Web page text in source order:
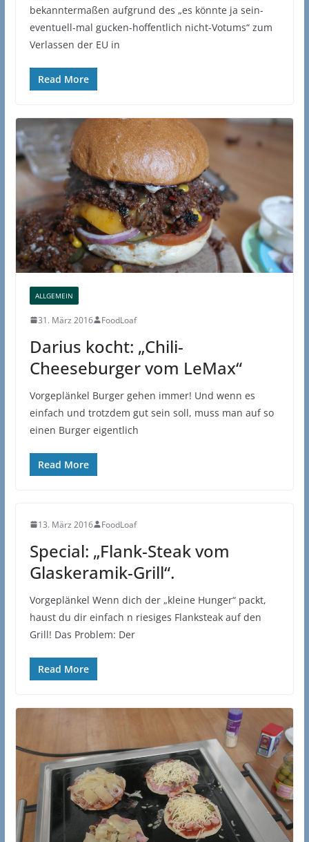
bekanntermaßen aufgrund des „es könnte ja sein-
eventuell-mal gucken-hoffentlich nicht-Votums“ zum
Verlassen der EU in
Read More
ALLGEMEIN
31. März 2016 FoodLoaf
Darius kocht: „Chili-
Cheeseburger vom LeMax“
Vorgeplänkel Burger gehen immer! Und wenn es
einfach und trotzdem gut sein soll, muss man auf so
einen Burger eigentlich
Read More
13. März 2016 FoodLoaf
Special: „Flank-Steak vom
Glaskeramik-Grill“.
Vorgeplänkel Wenn dich der „kleine Hunger“ packt,
haust du dir einfach n riesiges Flanksteak auf den
Grill! Das Problem: Der
Read More